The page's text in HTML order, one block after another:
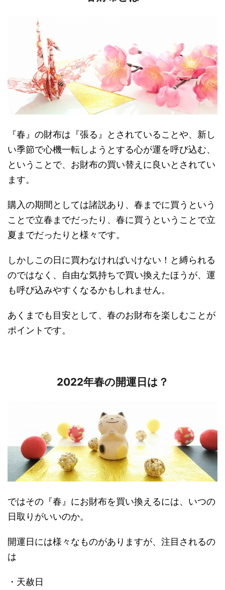
『春』の財布は『張る』とされていることや、新し
い季節で心機一転しようとする心が運を呼び込む、
ということで、お財布の買い替えに良いとされてい
ます。
購入の期間としては諸説あり、春までに買うという
ことで立春までだったり、春に買うということで立
夏までだったりと様々です。
しかしこの日に買わなければいけない！と縛られる
のではなく、自由な気持ちで買い換えたほうが、運
も呼び込みやすくなるかもしれません。
あくまでも目安として、春のお財布を楽しむことが
ポイントです。
2022年春の開運日は？
ではその『春』にお財布を買い換えるには、いつの
日取りがいいのか。
開運日には様々なものがありますが、注目されるの
は
・天赦日